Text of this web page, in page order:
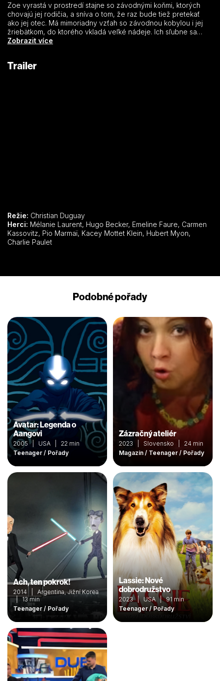
Zoe vyrastá v prostredí stajne so závodnými koňmi, ktorých
chovajú jej rodičia, a sníva o tom, že raz bude tiež pretekať
ako jej otec. Má mimoriadny vzťah so závodnou kobylou i jej
žriebätkom, do ktorého vkladá veľké nádeje. Ich sľubne sa
rozvíjajúcu kariéru však ohrozí nehoda, pri ktorej sa Zoe
láske k zvieratám však dokáže zabojovať, aby znovu získala
Zobrazit více
Trailer
Režie: Christian Duguay
Herci:
Kassovitz, Pio Marmaï, Kacey Mottet Klein, Hubert Myon,
Charlie Paulet
Podobné pořady
Avatar: Legenda o
Aangovi
2005 | USA | 22 min
Teenager / Pořady
Zázračný ateliér
2023 | Slovensko | 24 min
Magazín / Teenager / Pořady
Ach, ten pokrok!
2014 | Argentina, Jižní Korea
| 13 min
Teenager / Pořady
Lassie: Nové
dobrodružstvo
2023 | USA | 91 min
Teenager / Pořady